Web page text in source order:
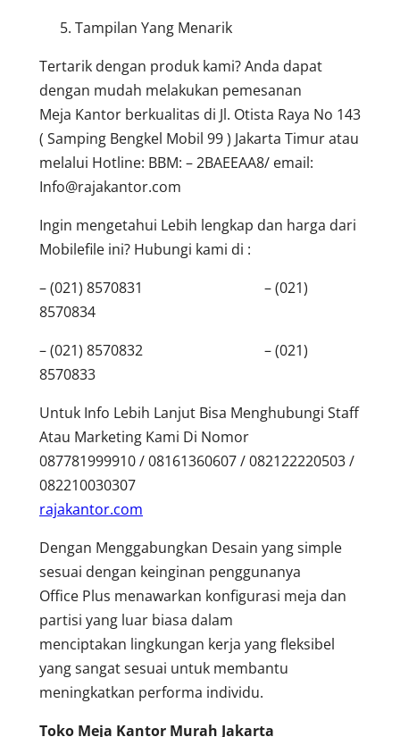
Tampilan Yang Menarik
Tertarik dengan produk kami? Anda dapat
dengan mudah melakukan pemesanan
Meja Kantor berkualitas di Jl. Otista Raya No 143
( Samping Bengkel Mobil 99 ) Jakarta Timur atau
melalui Hotline: BBM: – 2BAEEAA8/ email:
Info@rajakantor.com
Ingin mengetahui Lebih lengkap dan harga dari
Mobilefile ini? Hubungi kami di :
– (021) 8570831 – (021)
8570834
– (021) 8570832 – (021)
8570833
Untuk Info Lebih Lanjut Bisa Menghubungi Staff
Atau Marketing Kami Di Nomor
087781999910 / 08161360607 / 082122220503 /
082210030307
rajakantor.com
Dengan Menggabungkan Desain yang simple
sesuai dengan keinginan penggunanya
Office Plus menawarkan konfigurasi meja dan
partisi yang luar biasa dalam
menciptakan lingkungan kerja yang fleksibel
yang sangat sesuai untuk membantu
meningkatkan performa individu.
Toko Meja Kantor Murah Jakarta